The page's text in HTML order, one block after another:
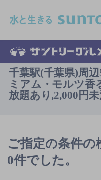
千葉駅(千葉県)周
ミアム・モルツ香
放題あり,2,000円
ご指定の条件の
0件でした。